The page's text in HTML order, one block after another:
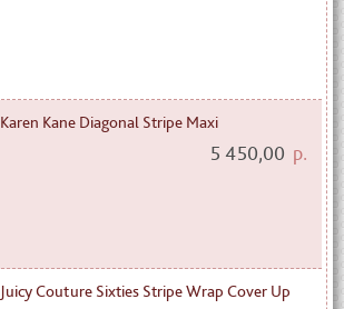
Karen Kane Diagonal Stripe Maxi
5 450,00 р.
Juicy Couture Sixties Stripe Wrap Cover Up